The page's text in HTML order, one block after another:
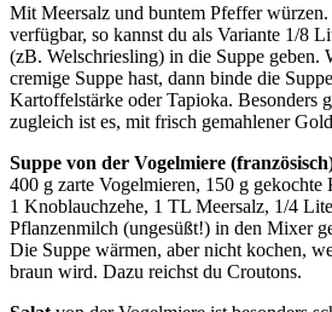
Mit Meersalz und buntem Pfeffer
verfügbar, so kannst du als Variante 1/8
(zB. Welschriesling) in die Suppe geben.
cremige Suppe hast, dann binde die
Kartoffelstärke oder Tapioka. Besonders
zugleich ist es, mit frisch gemahlener
Suppe von der Vogelmiere
400 g zarte Vogelmieren, 150 g
1 Knoblauchzehe, 1 TL Meersalz, 1/4
Pflanzenmilch (ungesüßt!) in den Mixer
Die Suppe wärmen, aber nicht kochen,
braun wird. Dazu reichst du Croutons.